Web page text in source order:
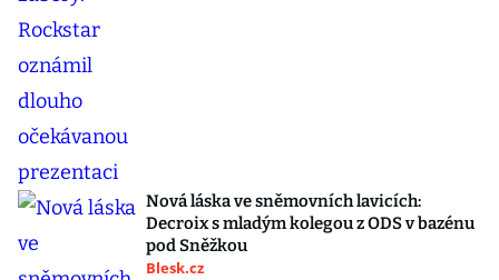
Nová láska ve sněmovních lavicích:
Decroix s mladým kolegou z ODS v bazénu
pod Sněžkou
Blesk.cz